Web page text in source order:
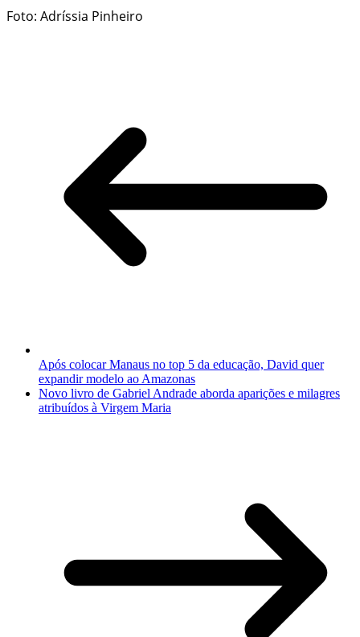
Foto: Adríssia Pinheiro
Após colocar Manaus no top 5 da educação, David quer
expandir modelo ao Amazonas
Novo livro de Gabriel Andrade aborda aparições e milagres
atribuídos à Virgem Maria